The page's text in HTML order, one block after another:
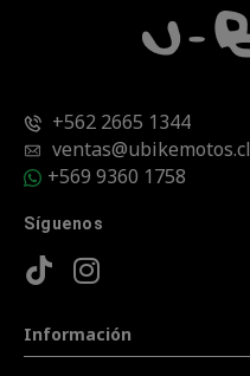
+562 2665 1344
ventas@ubikemotos.cl
+569 9360 1758
Síguenos
Información